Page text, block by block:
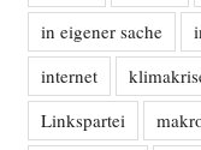
in eigener sache
internet
Linkspartei